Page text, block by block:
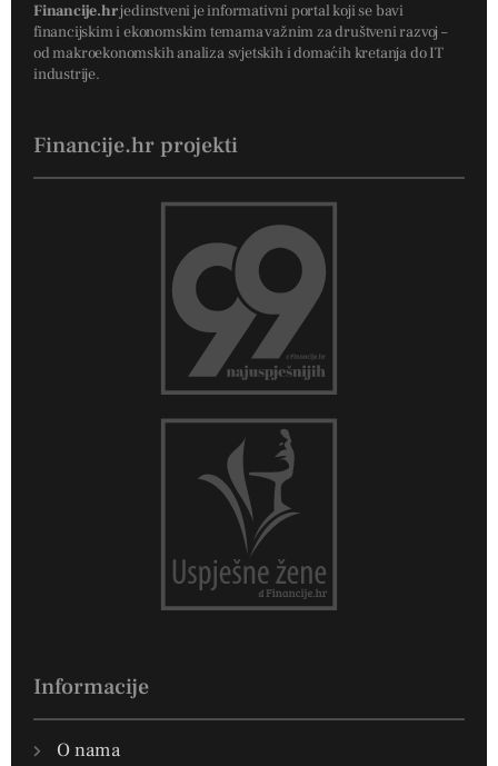
Financije.hrjedinstveni je informativni portal koji se bavi
financijskim i ekonomskim temama važnim za društveni razvoj –
od makroekonomskih analiza svjetskih i domaćih kretanja do IT
industrije.
Financije.hr projekti
Informacije
O nama